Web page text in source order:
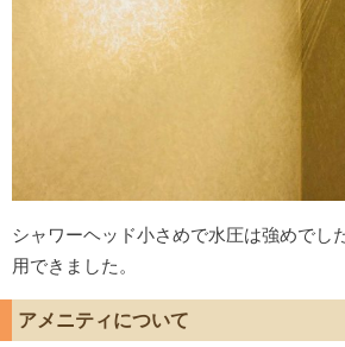
シャワーヘッド小さめで水圧は強めでし
用できました。
アメニティについて